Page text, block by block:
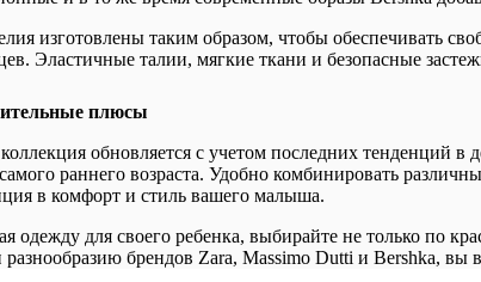
изготовлены таким образом, чтобы обеспечивать
Эластичные талии, мягкие ткани и безопасные
плюсы
обновляется с учетом последних тенденций
раннего возраста. Удобно комбинировать
в комфорт и стиль вашего малыша.
одежду для своего ребенка, выбирайте не только по
брендов Zara, Massimo Dutti и Bershka, вы